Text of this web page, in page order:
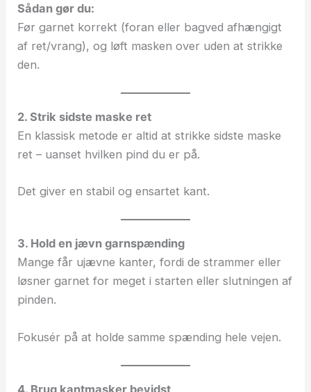
Sådan gør du:
Før garnet korrekt (foran eller bagved afhængigt
af ret/vrang), og løft masken over uden at strikke
den.
2. Strik sidste maske ret
En klassisk metode er altid at strikke sidste maske
ret – uanset hvilken pind du er på.
Det giver en stabil og ensartet kant.
3. Hold en jævn garnspænding
Mange får ujævne kanter, fordi de strammer eller
løsner garnet for meget i starten eller slutningen af
pinden.
Fokusér på at holde samme spænding hele vejen.
4. Brug kantmasker bevidst